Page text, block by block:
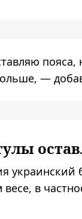
пояса,
—
украинский
в